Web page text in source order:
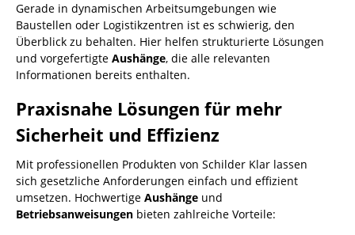
Gerade in dynamischen Arbeitsumgebungen wie
Baustellen oder Logistikzentren ist es schwierig, den
Überblick zu behalten. Hier helfen strukturierte Lösungen
und vorgefertigte Aushänge, die alle relevanten
Informationen bereits enthalten.
Praxisnahe Lösungen für mehr
Sicherheit und Effizienz
Mit professionellen Produkten von Schilder Klar lassen
sich gesetzliche Anforderungen einfach und effizient
umsetzen. Hochwertige Aushänge und
Betriebsanweisungen bieten zahlreiche Vorteile: